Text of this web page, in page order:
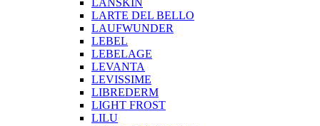
LANSKIN
LARTE DEL BELLO
LAUFWUNDER
LEBEL
LEBELAGE
LEVANTA
LEVISSIME
LIBREDERM
LIGHT FROST
LILU